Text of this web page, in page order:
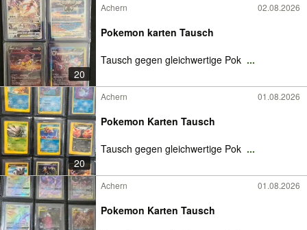
20
Achern 02.08.2026
Pokemon karten Tausch
Tausch gegen gleichwertige Pok ...
20
Achern 01.08.2026
Pokemon Karten Tausch
Tausch gegen gleichwertige Pok ...
Achern 01.08.2026
Pokemon Karten Tausch